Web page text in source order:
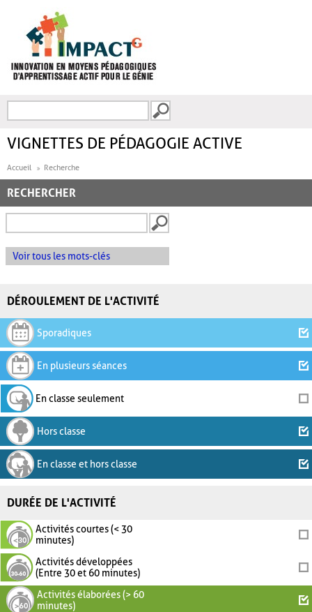
FORMULAIRE DE
VIGNETTES DE PÉDAGOGIE ACTIVE
Accueil Recherche
RECHERCHER
Voir tous les mots-clés
DÉROULEMENT DE L'ACTIVITÉ
Sporadiques
En plusieurs séances
En classe seulement
Hors classe
En classe et hors classe
DURÉE DE L'ACTIVITÉ
Activités courtes (< 30
minutes)
Activités développées
(Entre 30 et 60 minutes)
Activités élaborées (> 60
minutes)